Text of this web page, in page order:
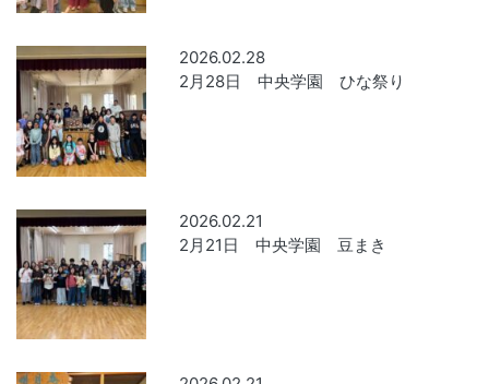
2026.02.28
2月28日 中央学園 ひな祭り
2026.02.21
2月21日 中央学園 豆まき